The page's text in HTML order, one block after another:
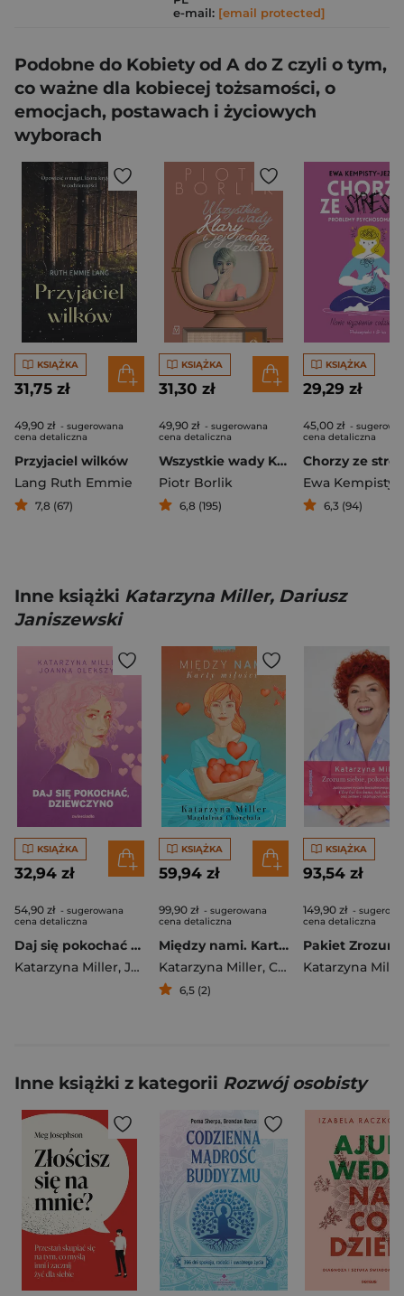
e-mail: [email protected]
Podobne do Kobiety od A do Z czyli o tym,
co ważne dla kobiecej tożsamości, o
emocjach, postawach i życiowych
wyborach
KSIĄŻKA
31,75 zł
49,90 zł - sugerowana
cena detaliczna
Przyjaciel wilków
Lang Ruth Emmie
7,8 (67)
KSIĄŻKA
31,30 zł
49,90 zł - sugerowana
cena detaliczna
Wszystkie wady Klary i jej jedna zaleta
Piotr Borlik
6,8 (195)
KSIĄŻKA
29,29 zł
45,00 zł -
cena detaliczna
6,3 (94)
Inne książki Katarzyna Miller, Dariusz
Janiszewski
KSIĄŻKA
32,94 zł
54,90 zł - sugerowana
cena detaliczna
Daj się pokochać dziewczyno wyd. 2026
Katarzyna Miller, Joanna Olekszyk
KSIĄŻKA
59,94 zł
99,90 zł - sugerowana
cena detaliczna
Między nami. Karty miłości
Katarzyna Miller, Chorębała Magdalena
6,5 (2)
KSIĄŻKA
93,54 zł
149,90 zł -
cena detaliczna
Katarzyna
Inne książki z kategorii Rozwój osobisty